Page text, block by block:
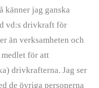
känner jag ganska
vd:s drivkraft för
än verksamheten och
för att
drivkrafterna. Jag ser
de övriga personerna